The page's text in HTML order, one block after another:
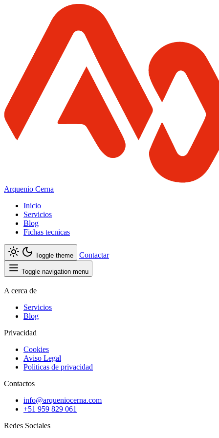
Arquenio Cerna
Inicio
Servicios
Blog
Fichas tecnicas
Toggle theme Contactar
Toggle navigation menu
A cerca de
Servicios
Blog
Privacidad
Cookies
Aviso Legal
Politicas de privacidad
Contactos
info@arqueniocerna.com
+51 959 829 061
Redes Sociales